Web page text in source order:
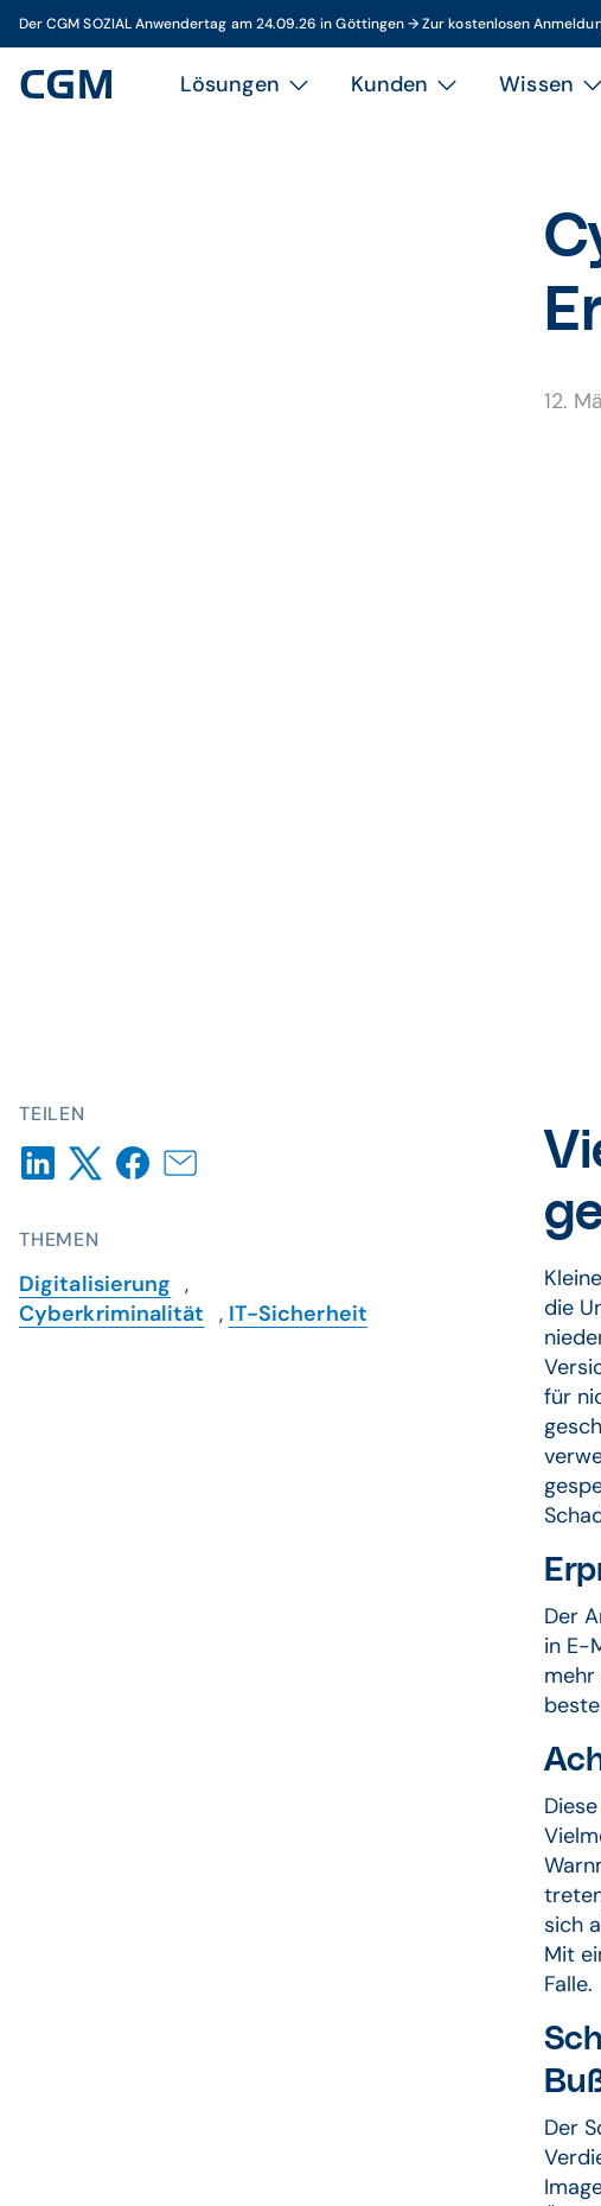
Der CGM SOZIAL Anwendertag am 24.09.26 in Göttingen → Zur kostenlosen
Lösungen Kunden Wissen
12.
TEILEN
THEMEN
Digitalisierung ,
Cyberkriminalität , IT-Sicherheit
die
für
Der
in E-
sich
Mit
Falle.
Der